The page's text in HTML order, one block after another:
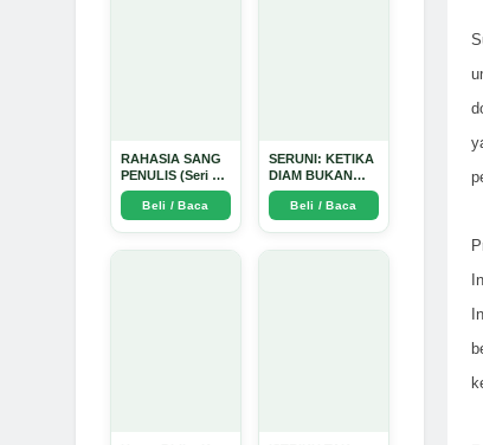
RAHASIA SANG
PENULIS (Seri 1)
- Arda Dinata
Beli / Baca
SERUNI: KETIKA
DIAM BUKAN
LAGI PILIHAN -
Arda Dinata
Beli / Baca